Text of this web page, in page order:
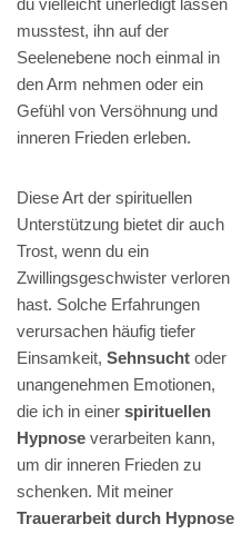
du vielleicht unerledigt lassen
musstest, ihn auf der
Seelenebene noch einmal in
den Arm nehmen oder ein
Gefühl von Versöhnung und
inneren Frieden erleben.
Diese Art der spirituellen
Unterstützung bietet dir auch
Trost, wenn du ein
Zwillingsgeschwister verloren
hast. Solche Erfahrungen
verursachen häufig tiefer
Einsamkeit, Sehnsucht oder
unangenehmen Emotionen,
die ich in einer spirituellen
Hypnose verarbeiten kann,
um dir inneren Frieden zu
schenken. Mit meiner
Trauerarbeit durch Hypnose